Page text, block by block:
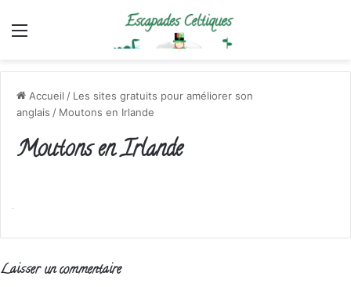
Menu
Accueil / Les sites gratuits pour améliorer son
anglais / Moutons en Irlande
Moutons en Irlande
Laisser un commentaire